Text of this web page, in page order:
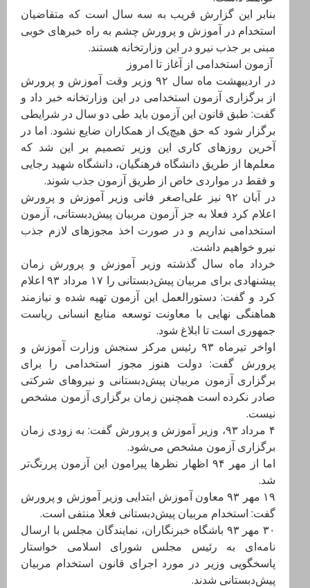
بنابر این گزارش قریب به سه سال است که متقاضیان
استخدام در آموزش و پرورش چشم به راه خبر‌های خوبی
مبنی بر جذب نیرو در این وزارتخانه هستند.
آزمون استخدامی از آغاز تا امروز
در اردیبهشت ماه سال ۹۲ وزیر وقت آموزش و پرورش
از برگزاری آزمون استخدامی در این وزارتخانه خبر داد و
گفت: طبق قانون این آزمون باید طی دو سال در شرایطی
برگزار شود که حق هیچ‌یک از همکاران ضایع نشود. اما در
آخرین روزهای کاری این وزیر تصمیم بر این شد که
معلم‌ها از طریق دانشگاه فرهنگیان، دانشگاه شهید رجایی
و فقط در مواردی خاص از طریق آزمون جذب شوند.
در آبان ۹۲ نیز علی‌اصغر فانی وزیر آموزش و پرورش
اعلام کرد فعلا به جز آزمون مربیان پیش‌دبستانی، آزمون
استخدامی نداریم و در صورت اخذ مجوز‌های لازم جذب
نیرو خواهیم داشت.
خرداد ماه سال گذشته وزیر آموزش و پرورش زمان
پیشنهادی برای مربیان پیش‌دبستانی را ۱۷ مرداد ۹۳ اعلام
کرد و گفت: دستورالعمل این آزمون تهیه شده و نیازمند
هماهنگی نهایی با معاونت توسعه منابع انسانی ریاست
جمهوری است تا ابلاغ شود.
اواخر تیرماه ۹۳ رئیس مرکز سنجش وزارت آموزش و
پرورش گفت: دولت هنوز مجوز استخدامی را برای
برگزاری آزمون مربیان پیش‌دبستانی و نیرو‌های شرکتی
صادر نکرده است همچنین زمان برگزاری آزمون مشخص
نیست.
۴ مرداد ۹۳، وزیر آموزش و پرورش گفت: به زودی زمان
برگزاری آزمون مشخص می‌شود.
اما از مهر ۹۴ اظهار نظرها پیرامون این آزمون پررنگ‌تر
شد.
۱۹ مهر ۹۳ معاون آموزش ابتدایی وزیر آموزش و پرورش
گفت: استخدام مربیان پیش‌دبستانی فعلا منتفی است.
۳۰ مهر ۹۳ باشگاه خبرنگاران، نمایندگان مجلس با ارسال
نامه‌ای به رئیس مجلس شورای اسلامی خواستار
پاسخگویی وزیر در مورد اجرای قانون استخدام مربیان
پیش‌دبستانی شدند.